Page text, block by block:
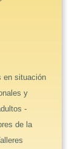
en situación
y
-
de la